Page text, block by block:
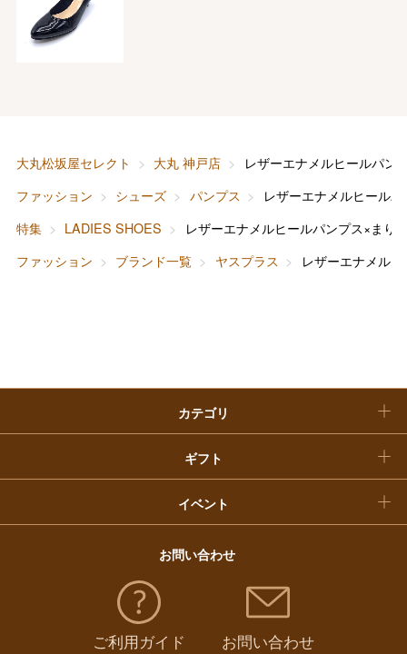
大丸松坂屋セレクト 大丸 神戸店
レザーエナメルヒールパン
ファッション
シューズ パンプス
レザーエナメルヒール
特集
LADIES SHOES
レザーエナメルヒールパンプス×まり
ファッション
ブランド一覧 ヤスプラス レザーエナメル
カテゴリ
ホーム＆インテリア
ベビー＆キッズ
ギフト
結婚内祝い
お香典返し
快気祝い
イベント
お中元
敬老の日
福袋
お問い合わせ
ご利用ガイド お問い合わせ